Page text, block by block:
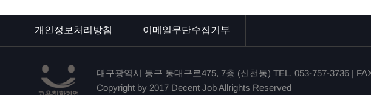
개인정보처리방침 이메일무단수집거부
대구광역시 동구 동대구로475, 7층 (신천동)TEL. 053-757-3736 |
Copyright by 2017 Decent Job Allrights Reserved